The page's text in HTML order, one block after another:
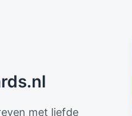
met liefde